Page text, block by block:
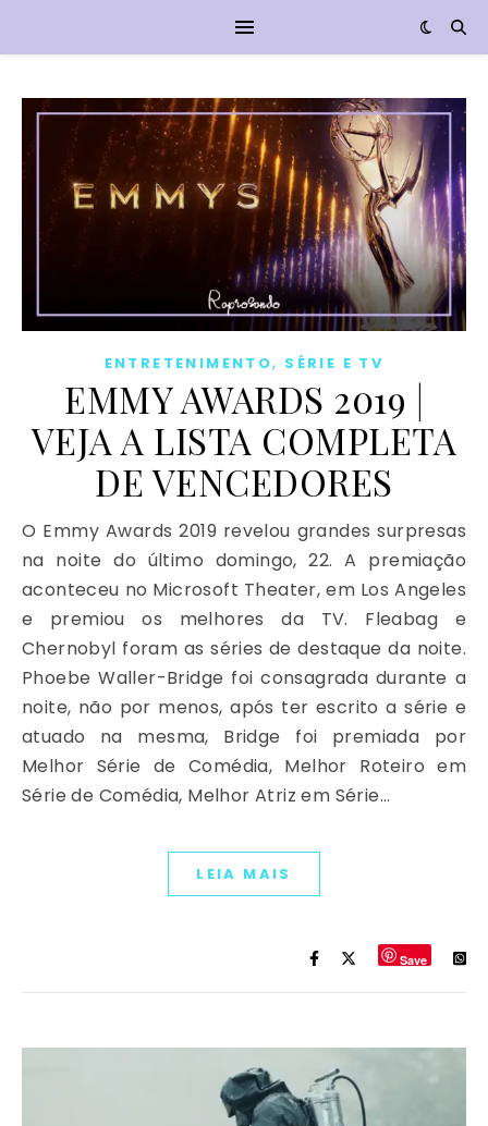
ENTRETENIMENTO, SÉRIE E TV
EMMY AWARDS 2019 |
VEJA A LISTA COMPLETA
DE VENCEDORES
O Emmy Awards 2019 revelou grandes surpresas
na noite do último domingo, 22. A premiação
aconteceu no Microsoft Theater, em Los Angeles
e premiou os melhores da TV. Fleabag e
Chernobyl foram as séries de destaque da noite.
Phoebe Waller-Bridge foi consagrada durante a
noite, não por menos, após ter escrito a série e
atuado na mesma, Bridge foi premiada por
Melhor Série de Comédia, Melhor Roteiro em
Série de Comédia, Melhor Atriz em Série…
LEIA MAIS
Save